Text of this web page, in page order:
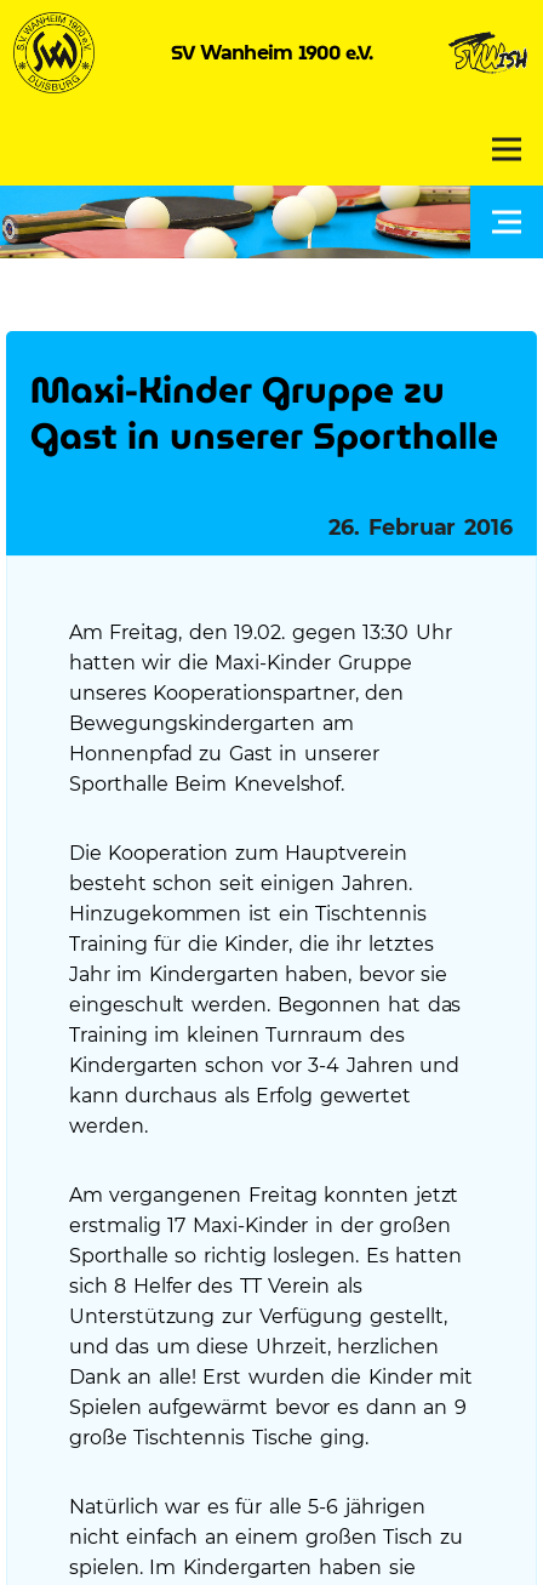
SVWanheim 1900 e.V.
Maxi-Kinder Gruppe zu
Gast in unserer Sporthalle
Veröffentlicht
am
26. Februar 2016
Am Freitag, den 19.02. gegen 13:30 Uhr
hatten wir die Maxi-Kinder Gruppe
unseres Kooperationspartner, den
Bewegungskindergarten am
Honnenpfad zu Gast in unserer
Sporthalle Beim Knevelshof.
Die Kooperation zum Hauptverein
besteht schon seit einigen Jahren.
Hinzugekommen ist ein Tischtennis
Training für die Kinder, die ihr letztes
Jahr im Kindergarten haben, bevor sie
eingeschult werden. Begonnen hat das
Training im kleinen Turnraum des
Kindergarten schon vor 3-4 Jahren und
kann durchaus als Erfolg gewertet
werden.
Am vergangenen Freitag konnten jetzt
erstmalig 17 Maxi-Kinder in der großen
Sporthalle so richtig loslegen. Es hatten
sich 8 Helfer des TT Verein als
Unterstützung zur Verfügung gestellt,
und das um diese Uhrzeit, herzlichen
Dank an alle! Erst wurden die Kinder mit
Spielen aufgewärmt bevor es dann an 9
große Tischtennis Tische ging.
Natürlich war es für alle 5-6 jährigen
nicht einfach an einem großen Tisch zu
spielen. Im Kindergarten haben sie